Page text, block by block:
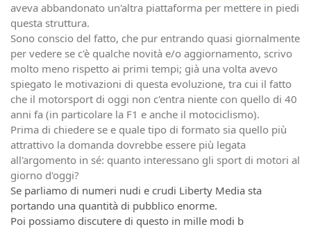
aveva abbandonato un'altra piattaforma per mettere in piedi
questa struttura.
Sono conscio del fatto, che pur entrando quasi giornalmente
per vedere se c'è qualche novità e/o aggiornamento, scrivo
molto meno rispetto ai primi tempi; già una volta avevo
spiegato le motivazioni di questa evoluzione, tra cui il fatto
che il motorsport di oggi non c'entra niente con quello di 40
anni fa (in particolare la F1 e anche il motociclismo).
Prima di chiedere se e quale tipo di formato sia quello più
attrattivo la domanda dovrebbe essere più legata
all'argomento in sé: quanto interessano gli sport di motori al
giorno d'oggi?
Se parliamo di numeri nudi e crudi Liberty Media sta
portando una quantità di pubblico enorme.
Poi possiamo discutere di questo in mille modi b